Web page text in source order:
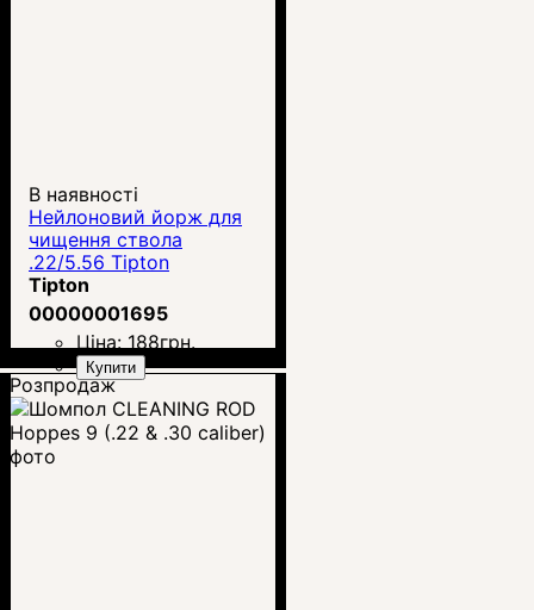
В наявності
Нейлоновий йорж для
чищення ствола
.22/5.56 Tipton
Tipton
00000001695
Ціна: 188грн.
Купити
Розпродаж